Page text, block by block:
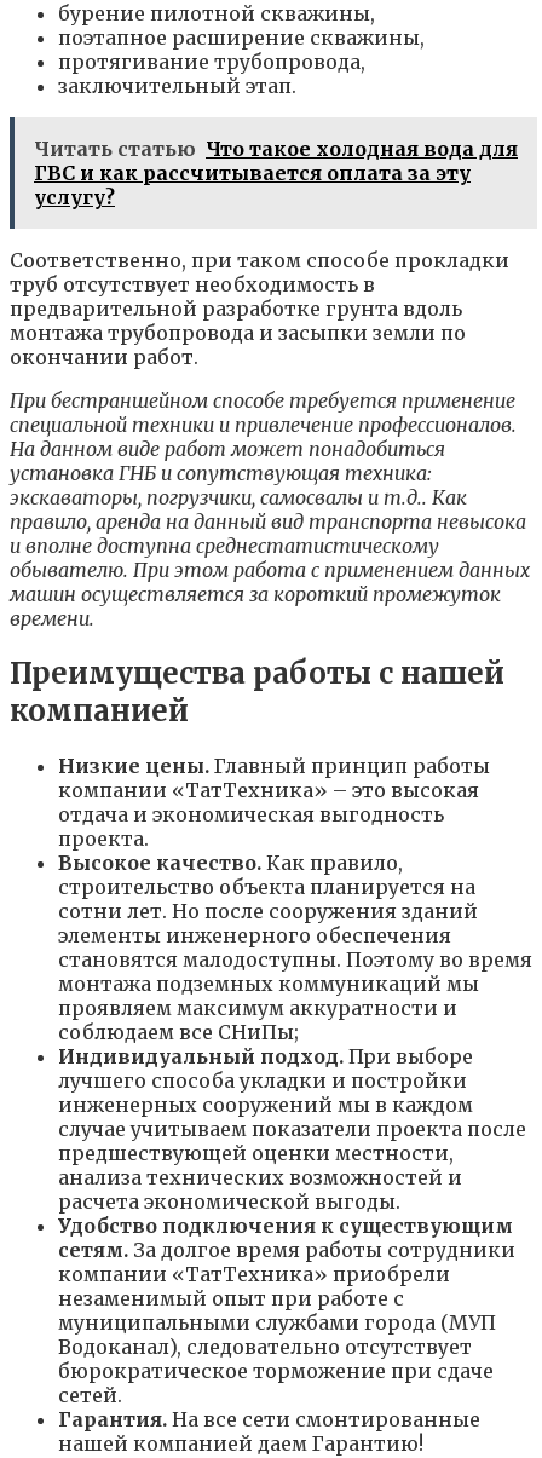
бурение пилотной скважины,
поэтапное расширение скважины,
протягивание трубопровода,
заключительный этап.
Читать статью Что такое холодная вода для
ГВС и как рассчитывается оплата за эту
услугу?
Соответственно, при таком способе прокладки
труб отсутствует необходимость в
предварительной разработке грунта вдоль
монтажа трубопровода и засыпки земли по
окончании работ.
При бестраншейном способе требуется применение
специальной техники и привлечение профессионалов.
На данном виде работ может понадобиться
установка ГНБ и сопутствующая техника:
экскаваторы, погрузчики, самосвалы и т.д.. Как
правило, аренда на данный вид транспорта невысока
и вполне доступна среднестатистическому
обывателю. При этом работа с применением данных
машин осуществляется за короткий промежуток
времени.
Преимущества работы с нашей
компанией
Низкие цены. Главный принцип работы
компании «ТатТехника» – это высокая
отдача и экономическая выгодность
проекта.
Высокое качество. Как правило,
строительство объекта планируется на
сотни лет. Но после сооружения зданий
элементы инженерного обеспечения
становятся малодоступны. Поэтому во время
монтажа подземных коммуникаций мы
проявляем максимум аккуратности и
соблюдаем все СНиПы;
Индивидуальный подход. При выборе
лучшего способа укладки и постройки
инженерных сооружений мы в каждом
случае учитываем показатели проекта после
предшествующей оценки местности,
анализа технических возможностей и
расчета экономической выгоды.
Удобство подключения к существующим
сетям. За долгое время работы сотрудники
компании «ТатТехника» приобрели
незаменимый опыт при работе с
муниципальными службами города (МУП
Водоканал), следовательно отсутствует
бюрократическое торможение при сдаче
сетей.
Гарантия. На все сети смонтированные
нашей компанией даем Гарантию!